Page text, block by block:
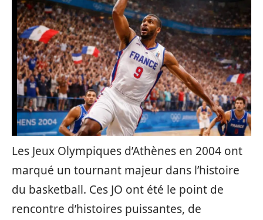
Les Jeux Olympiques d’Athènes en 2004 ont
marqué un tournant majeur dans l’histoire
du basketball. Ces JO ont été le point de
rencontre d’histoires puissantes, de